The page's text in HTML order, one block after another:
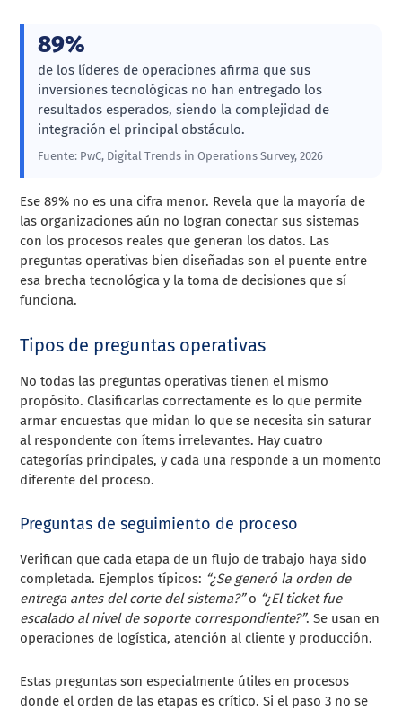
89%
de los líderes de operaciones afirma que sus
inversiones tecnológicas no han entregado los
resultados esperados, siendo la complejidad de
integración el principal obstáculo.
Fuente: PwC, Digital Trends in Operations Survey, 2026
Ese 89% no es una cifra menor. Revela que la mayoría de
las organizaciones aún no logran conectar sus sistemas
con los procesos reales que generan los datos. Las
preguntas operativas bien diseñadas son el puente entre
esa brecha tecnológica y la toma de decisiones que sí
funciona.
Tipos de preguntas operativas
No todas las preguntas operativas tienen el mismo
propósito. Clasificarlas correctamente es lo que permite
armar encuestas que midan lo que se necesita sin saturar
al respondente con ítems irrelevantes. Hay cuatro
categorías principales, y cada una responde a un momento
diferente del proceso.
Preguntas de seguimiento de proceso
Verifican que cada etapa de un flujo de trabajo haya sido
completada. Ejemplos típicos: “¿Se generó la orden de
entrega antes del corte del sistema?”o “¿El ticket fue
escalado al nivel de soporte correspondiente?”. Se usan en
operaciones de logística, atención al cliente y producción.
Estas preguntas son especialmente útiles en procesos
donde el orden de las etapas es crítico. Si el paso 3 no se